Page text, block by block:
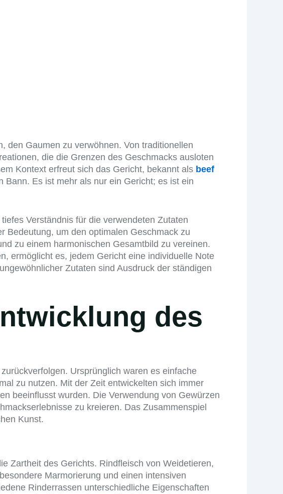
den Gaumen zu verwöhnen. Von traditionellen
die die Grenzen des Geschmacks ausloten
Kontext erfreut sich das Gericht, bekannt als beef
Es ist mehr als nur ein Gericht; es ist ein
Verständnis für die verwendeten Zutaten
Bedeutung, um den optimalen Geschmack zu
zu einem harmonischen Gesamtbild zu vereinen.
ermöglicht es, jedem Gericht eine individuelle Note
Zutaten sind Ausdruck der ständigen
des
Ursprünglich waren es einfache
zu nutzen. Mit der Zeit entwickelten sich immer
beeinflusst wurden. Die Verwendung von Gewürzen
zu kreieren. Das Zusammenspiel
Kunst.
Zartheit des Gerichts. Rindfleisch von Weidetieren,
Marmorierung und einen intensiven
Rinderrassen unterschiedliche Eigenschaften